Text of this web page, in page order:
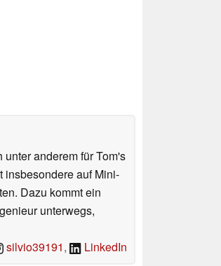
anderem für Tom's
insbesondere auf Mini-
Dazu kommt ein
unterwegs,
silvio39191, LinkedIn